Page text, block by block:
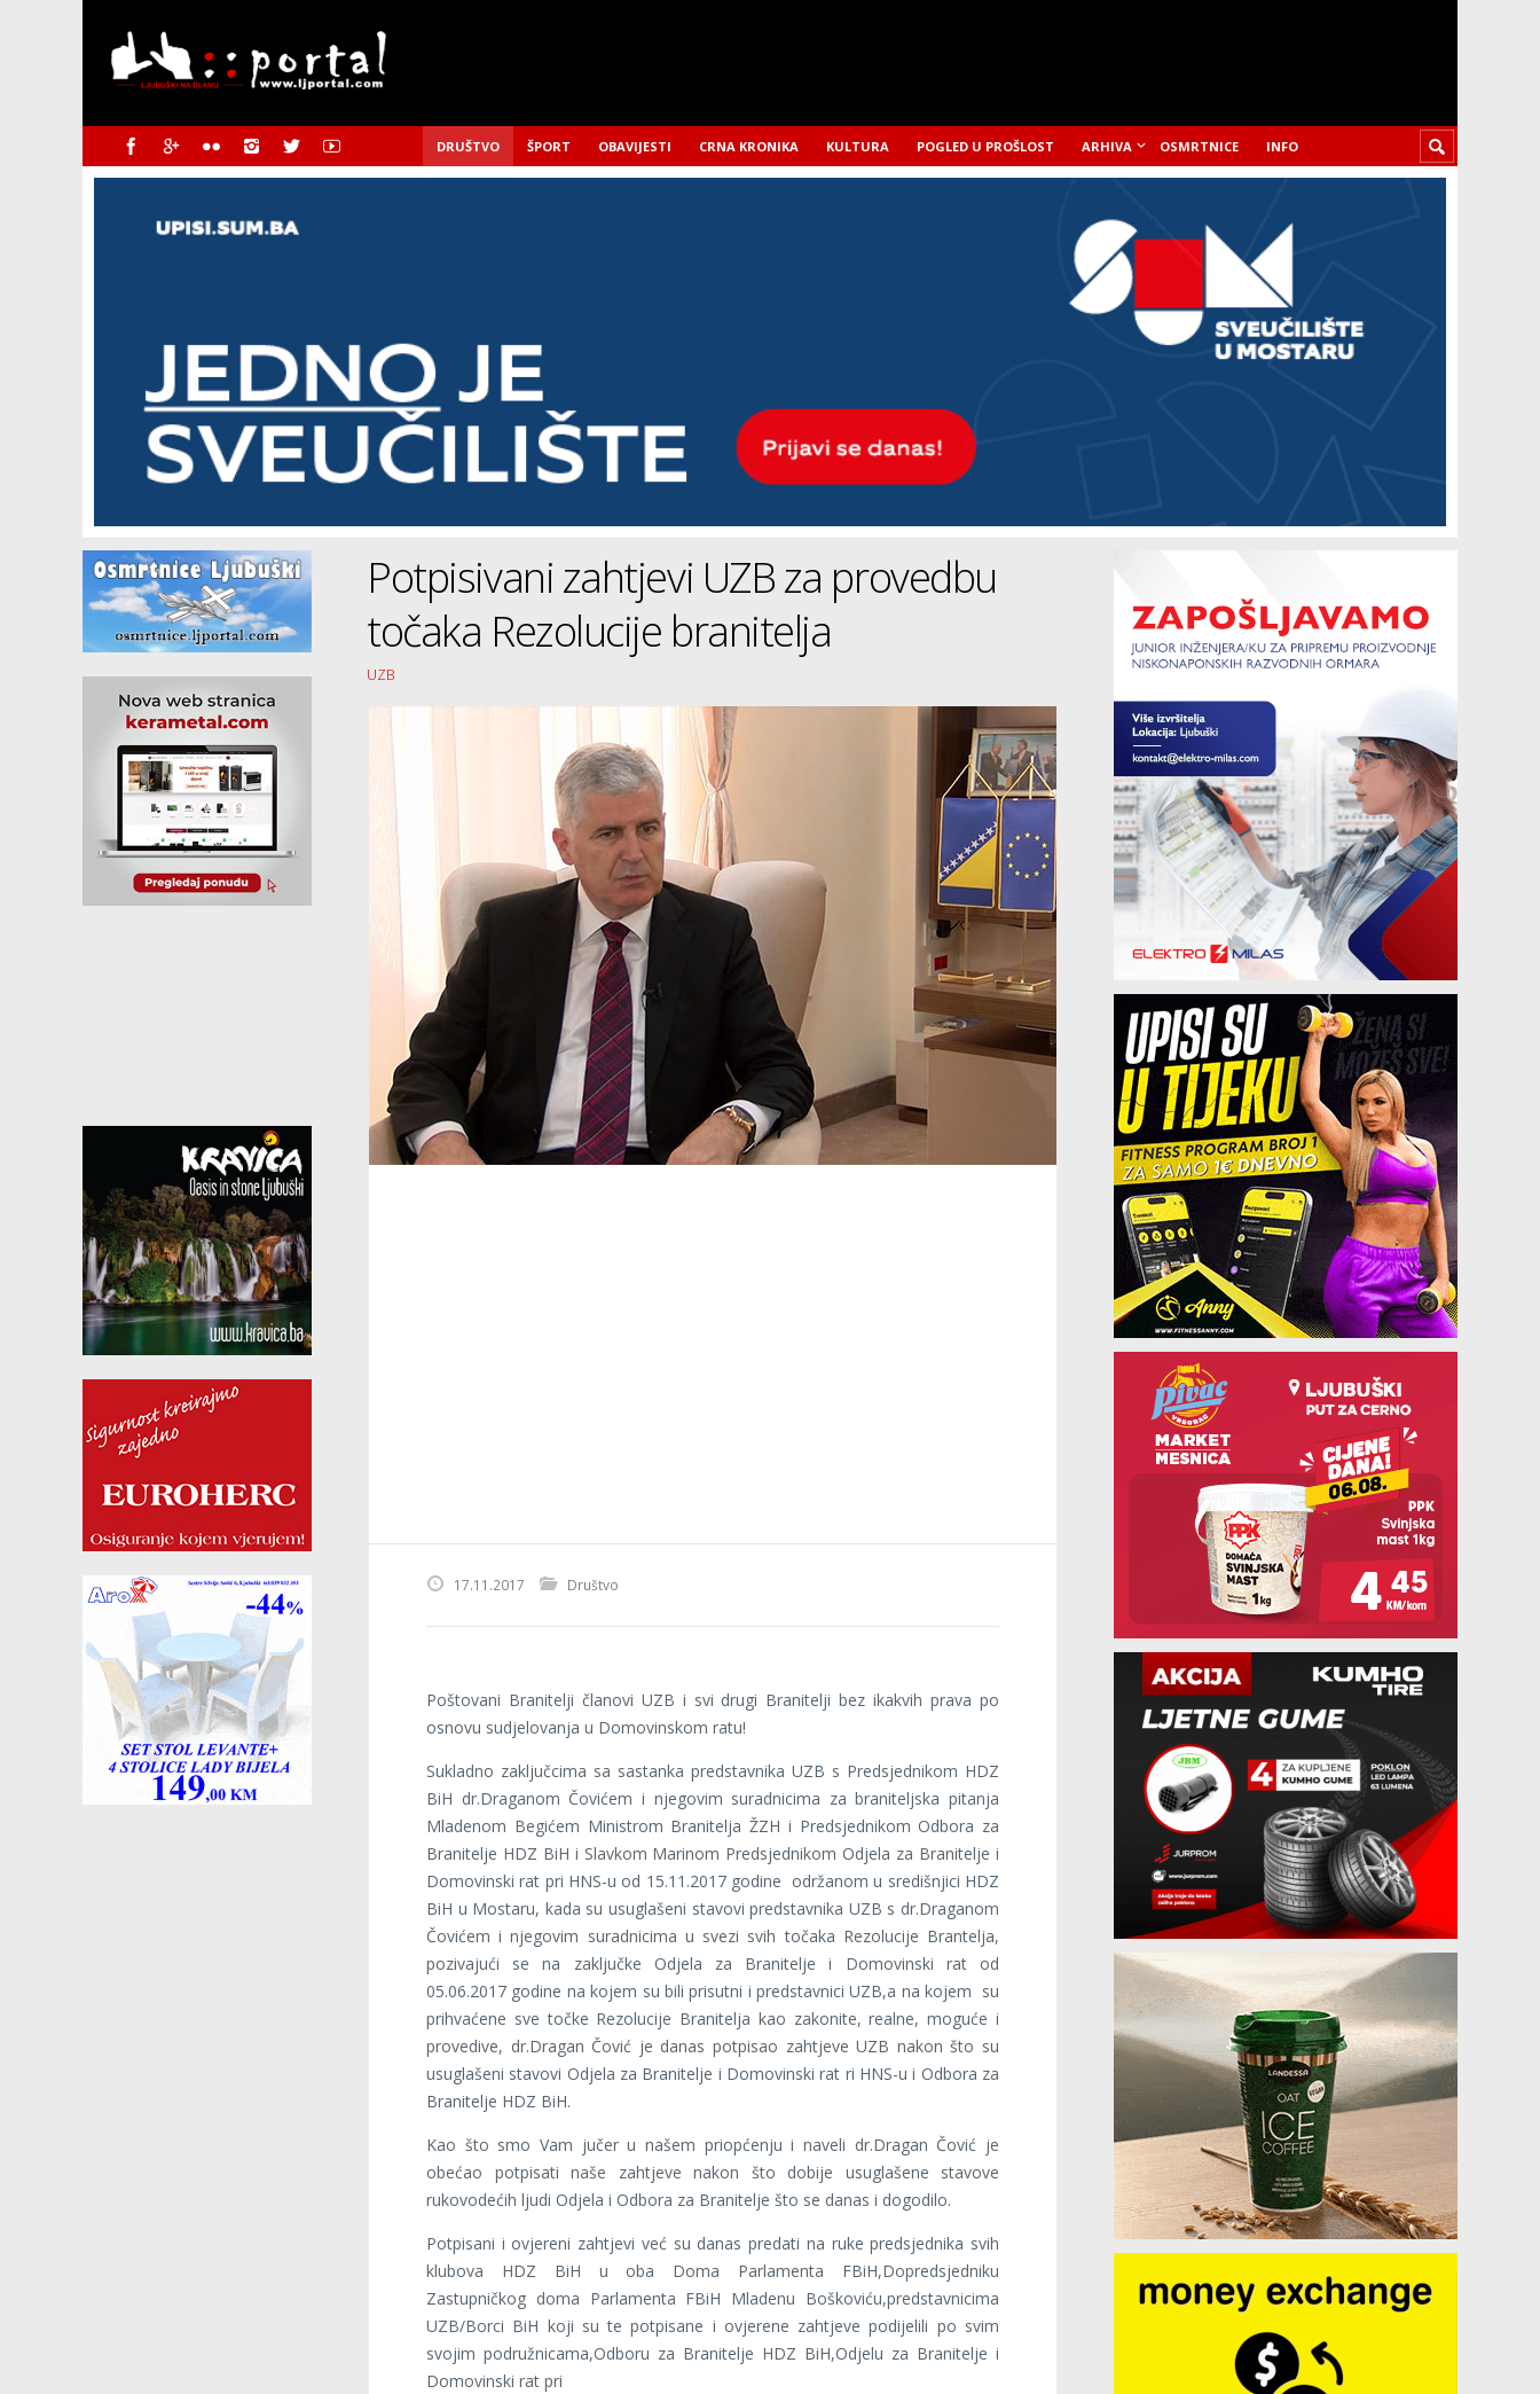
DRUŠTVO ŠPORT OBAVIJESTI CRNA KRONIKA KULTURA POGLED U PROŠLOST ARHIVA OSMRTNICE INFO
Potpisivani zahtjevi UZB za provedbu
točaka Rezolucije branitelja
UZB
17.11.2017 Društvo
Poštovani Branitelji članovi UZB i svi drugi Branitelji bez ikakvih prava po
osnovu sudjelovanja u Domovinskom ratu!
Sukladno zaključcima sa sastanka predstavnika UZB s Predsjednikom HDZ
BiH dr.Draganom Čovićem i njegovim suradnicima za braniteljska pitanja
Mladenom Begićem Ministrom Branitelja ŽZH i Predsjednikom Odbora za
Branitelje HDZ BiH i Slavkom Marinom Predsjednikom Odjela za Branitelje i
Domovinski rat pri HNS-u od 15.11.2017 godine održanom u središnjici HDZ
BiH u Mostaru, kada su usuglašeni stavovi predstavnika UZB s dr.Draganom
Čovićem i njegovim suradnicima u svezi svih točaka Rezolucije Brantelja,
pozivajući se na zaključke Odjela za Branitelje i Domovinski rat od
05.06.2017 godine na kojem su bili prisutni i predstavnici UZB,a na kojem su
prihvaćene sve točke Rezolucije Branitelja kao zakonite, realne, moguće i
provedive, dr.Dragan Čović je danas potpisao zahtjeve UZB nakon što su
usuglašeni stavovi Odjela za Branitelje i Domovinski rat ri HNS-u i Odbora za
Branitelje HDZ BiH.
Kao što smo Vam jučer u našem priopćenju i naveli dr.Dragan Čović je
obećao potpisati naše zahtjeve nakon što dobije usuglašene stavove
rukovodećih ljudi Odjela i Odbora za Branitelje što se danas i dogodilo.
Potpisani i ovjereni zahtjevi već su danas predati na ruke predsjednika svih
klubova HDZ BiH u oba Doma Parlamenta FBiH,Dopredsjedniku
Zastupničkog doma Parlamenta FBiH Mladenu Boškoviću,predstavnicima
UZB/Borci BiH koji su te potpisane i ovjerene zahtjeve podijelili po svim
svojim podružnicama,Odboru za Branitelje HDZ BiH,Odjelu za Branitelje i
Domovinski rat pri